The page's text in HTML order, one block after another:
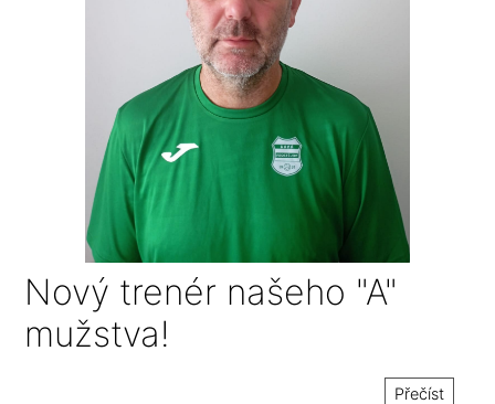
Nový trenér našeho "A"
mužstva!
Přečíst